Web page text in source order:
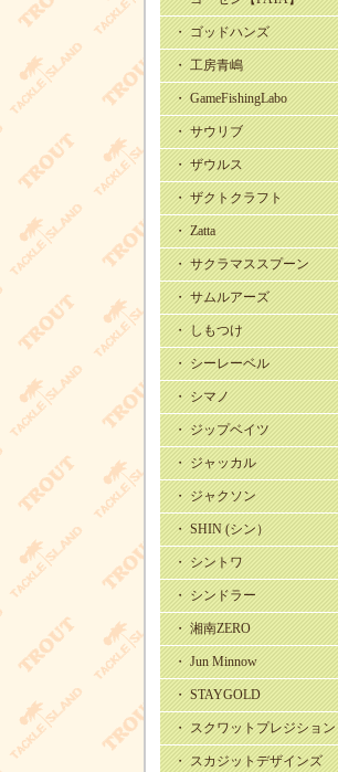
・ ゴッドハンズ
・ 工房青嶋
・ GameFishingLabo
・ サウリブ
・ ザウルス
・ ザクトクラフト
・ Zatta
・ サクラマススプーン
・ サムルアーズ
・ しもつけ
・ シーレーベル
・ シマノ
・ ジップベイツ
・ ジャッカル
・ ジャクソン
・ SHIN (シン）
・ シントワ
・ シンドラー
・ 湘南ZERO
・ Jun Minnow
・ STAYGOLD
・ スクワットプレジション
・ スカジットデザインズ